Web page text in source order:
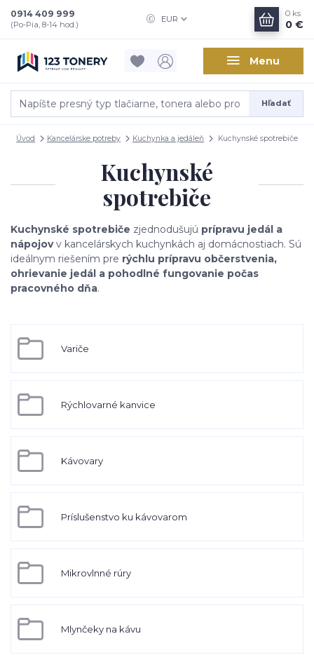
Menu
EUR
Hľadať
0914 409 999
(Po-Pia, 8-14 hod.)
0 ks
0 €
Úvod Kancelárske potreby Kuchynka a jedáleň Kuchynské spotrebiče
Kuchynské
spotrebiče
Kuchynské spotrebiče zjednodušujú prípravu jedál a
nápojovv kancelárskych kuchynkách aj domácnostiach. Sú
ideálnym riešením pre rýchlu prípravu občerstvenia,
ohrievanie jedál a pohodlné fungovanie počas
pracovného dňa.
Variče
Rýchlovarné kanvice
Kávovary
Príslušenstvo ku kávovarom
Mikrovlnné rúry
Mlynčeky na kávu